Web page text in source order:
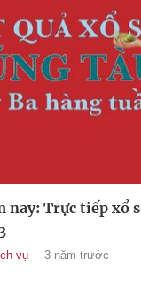
nay: Trực tiếp xổ
vụ 3 năm trước